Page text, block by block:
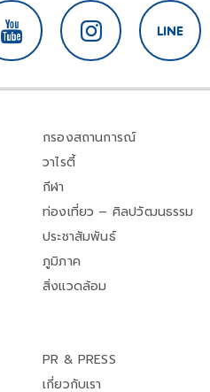
กรองสถานการณ์
วาไรตี้
กีฬา
ท่องเที่ยว – ศิลปวัฒนธรรม
ประชาสัมพันธ์
ภูมิภาค
สิ่งแวดล้อม
PR & PRESS
เกี่ยวกับเรา